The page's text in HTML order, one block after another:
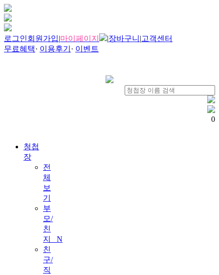
로그인회원가입|마이페이지 |장바구니 |고객센터
무료혜택· 이용후기 · 이벤트
0
청첩
장
전
체
보
기
부
모/
친
지
N
친
구/
직